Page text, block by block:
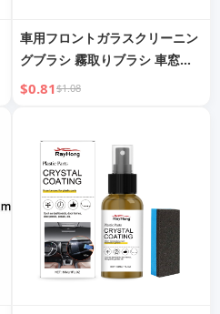
車用フロントガラスクリーニン
グブラシ 霧取りブラシ 車窓ダ
スター ダスター 車のほこり払
$0.81$1.08